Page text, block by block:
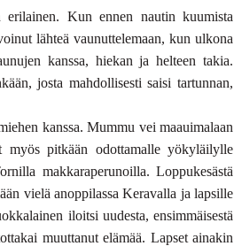
Kun ennen nautin kuumista
lähteä vaunuttelemaan, kun ulkona
kanssa, hiekan ja helteen takia.
josta mahdollisesti saisi tartunnan,
kanssa. Mummu vei maauimalaan
myös pitkään odottamalle yökyläilylle
makkaraperunoilla. Loppukesästä
vielä anoppilassa Keravalla ja lapsille
iloitsi uudesta, ensimmäisestä
muuttanut elämää. Lapset ainakin